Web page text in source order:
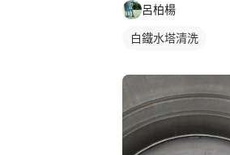
呂柏楊
白鐵水塔清洗